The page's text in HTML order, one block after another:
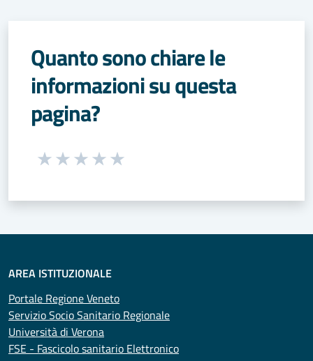
Quanto sono chiare le
informazioni su questa
pagina?
Seleziona una valutazione da 1 a 5 stelle
AREA ISTITUZIONALE
Portale Regione Veneto
Servizio Socio Sanitario Regionale
Università di Verona
FSE - Fascicolo sanitario Elettronico